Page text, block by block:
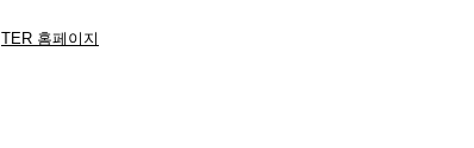
TER 홈페이지